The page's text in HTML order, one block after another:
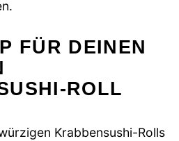
FÜR DEINEN
ROLL
Krabbensushi-Rolls